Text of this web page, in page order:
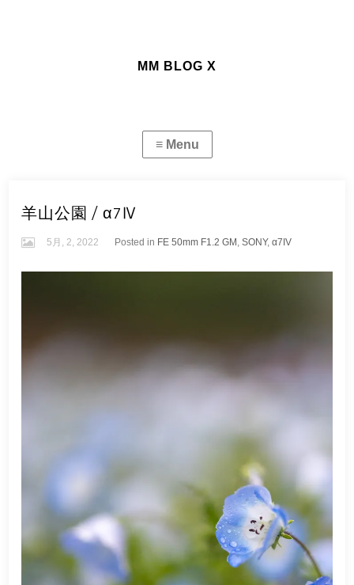
MM BLOG X
羊山公園 / α7Ⅳ
5月, 2, 2022 Posted in FE 50mm F1.2 GM ,SONY,α7IV